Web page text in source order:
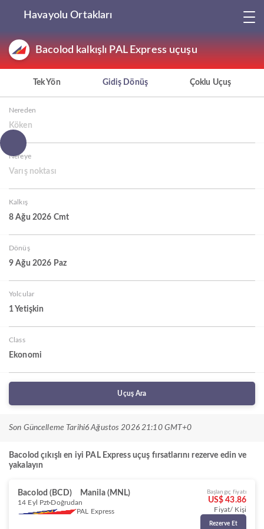
Havayolu Ortakları
Bacolod kalkışlı PAL Express uçuşu
Tek Yön Gidiş Dönüş Çoklu Uçuş
Nereden
Köken
Nereye
Varış noktası
Kalkış
8 Ağu 2026 Cmt
Dönüş
9 Ağu 2026 Paz
Yolcular
1 Yetişkin
Class
Ekonomi
Uçuş Ara
Son Güncelleme Tarihi6 Ağustos 2026 21:10 GMT+0
Bacolod çıkışlı en iyi PAL Express uçuş fırsatlarını rezerve edin ve
yakalayın
Bacolod (BCD) Manila (MNL)
14 Eyl Pzt Doğrudan
PAL Express
Başlangıç fiyatı
US$ 43.86
Fiyat/ Kişi
Rezerve Et